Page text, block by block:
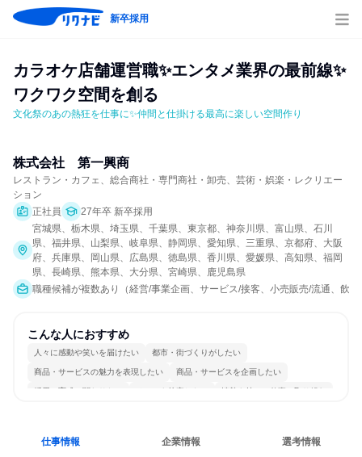
新卒採用
カラオケ店舗運営職✨エンタメ業界の最前線✨
ワクワク空間を創る
文化祭のあの熱狂を仕事に✨仲間と仕掛ける最高に楽しい空間作り
株式会社　第一興商
レストラン・カフェ、総合商社・専門商社・卸売、芸術・娯楽・レクリエー
ション
正社員
27年卒 新卒採用
宮城県、栃木県、埼玉県、千葉県、東京都、神奈川県、富山県、石川
県、福井県、山梨県、岐阜県、静岡県、愛知県、三重県、京都府、大阪
府、兵庫県、岡山県、広島県、徳島県、香川県、愛媛県、高知県、福岡
県、長崎県、熊本県、大分県、宮崎県、鹿児島県
職種候補が複数あり（経営/事業企画、サービス/接客、小売販売/流通、飲食
こんな人におすすめ
人々に感動や笑いを届けたい 都市・街づくりがしたい
商品・サービスの魅力を表現したい 商品・サービスを企画したい
採用・育成に関わりたい チームを統率したい 情熱を持って仕事に取り組む
仕事情報 企業情報 選考情報